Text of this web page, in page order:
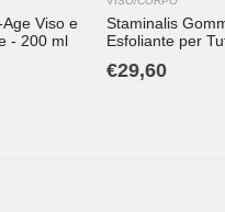
Viso e
- 200 ml
Staminalis
Esfoliante per
€29,60